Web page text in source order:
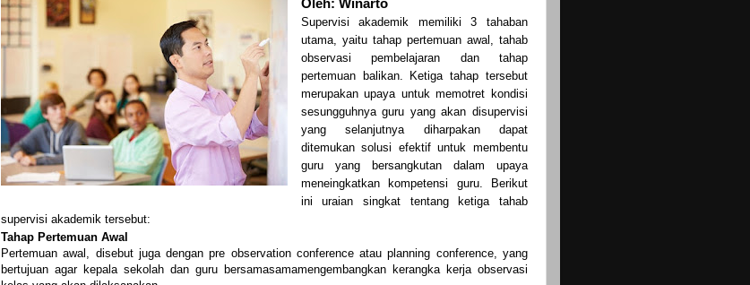
Oleh: Winarto
Supervisi akademik memiliki 3 tahaban
utama, yaitu tahap pertemuan awal, tahab
observasi pembelajaran dan tahap
pertemuan balikan. Ketiga tahap tersebut
merupakan upaya untuk memotret kondisi
sesungguhnya guru yang akan disupervisi
yang selanjutnya diharpakan dapat
ditemukan solusi efektif untuk membentu
guru yang bersangkutan dalam upaya
meneingkatkan kompetensi guru. Berikut
ini uraian singkat tentang ketiga tahab
supervisi akademik tersebut:
Tahap Pertemuan Awal
Pertemuan awal, disebut juga dengan pre observation conference atau planning conference, yang
bertujuan agar kepala sekolah dan guru bersamasamamengembangkan kerangka kerja observasi